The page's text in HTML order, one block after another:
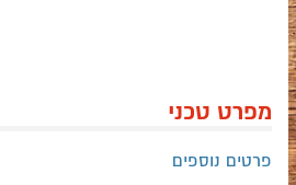
מפרט טכני
פרטים נוספים